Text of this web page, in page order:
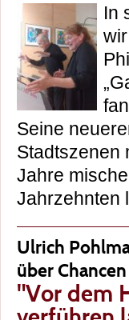
In
Seine
Stadtszenen
Jahre
Ulrich
über
"Vor dem